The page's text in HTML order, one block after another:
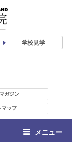
学校見学
ガジン
マップ
メニュー